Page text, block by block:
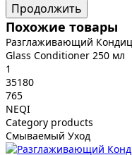
Продолжить
Похожие товары
Разглаживающий
Glass Conditioner 250 мл
1
35180
765
NEQI
Category products
Смываемый Уход